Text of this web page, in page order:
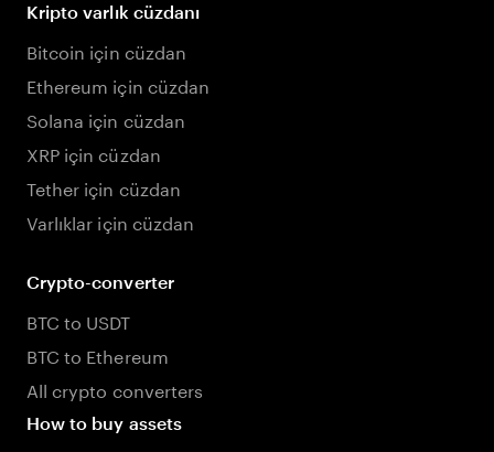
Kripto varlık cüzdanı
Bitcoin için cüzdan
Ethereum için cüzdan
Solana için cüzdan
XRP için cüzdan
Tether için cüzdan
Varlıklar için cüzdan
Crypto-converter
BTC to USDT
BTC to Ethereum
All crypto converters
How to buy assets